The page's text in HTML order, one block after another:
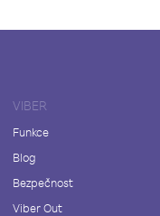
VIBER
Funkce
Blog
Bezpečnost
Viber Out